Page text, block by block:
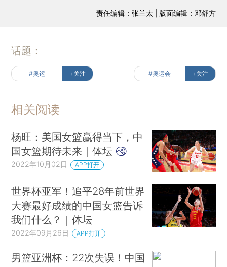
责任编辑：张兰太 | 版面编辑：邓舒方
话题：
#奥运 +关注 #奥运会 +关注
相关阅读
杨旺：美国女篮赢得当下，中
国女篮期待未来｜体坛
2022年10月02日 APP打开
世界杯亚军！追平28年前世界
大赛最好成绩的中国女篮告诉
我们什么？｜体坛
2022年09月26日 APP打开
男篮亚洲杯：22次失误！中国